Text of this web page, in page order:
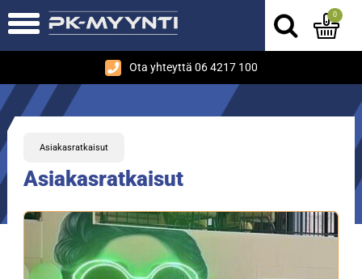
Ota yhteyttä 06 4217 100
0
Asiakasratkaisut
Asiakasratkaisut